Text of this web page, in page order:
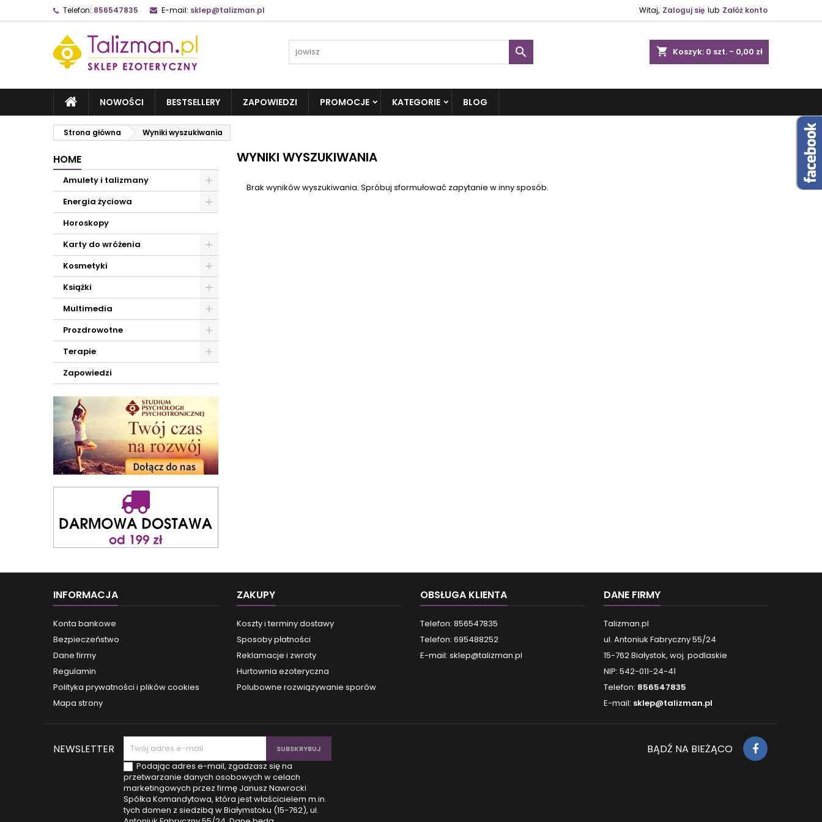
Telefon: 856547835 E-mail: sklep@talizman.pl Witaj, Zaloguj się lub Załóż konto
shopping_cart Koszyk: 0 szt. - 0,00 zł

NOWOŚCI BESTSELLERY ZAPOWIEDZI PROMOCJE KATEGORIE BLOG
Strona główna Wyniki wyszukiwania
HOME
Amulety i talizmany
Energia życiowa
Horoskopy
Karty do wróżenia
Kosmetyki
Książki
Multimedia
Prozdrowotne
Terapie
Zapowiedzi
WYNIKI WYSZUKIWANIA
Brak wyników wyszukiwania. Spróbuj sformułować zapytanie w inny sposób.
INFORMACJA
Konta bankowe
Bezpieczeństwo
Dane firmy
Regulamin
Polityka prywatności i plików cookies
Mapa strony
ZAKUPY
Koszty i terminy dostawy
Sposoby płatności
Reklamacje i zwroty
Hurtownia ezoteryczna
Polubowne rozwiązywanie sporów
OBSŁUGA KLIENTA
Telefon: 856547835
Telefon: 695488252
E-mail: sklep@talizman.pl
DANE FIRMY
Talizman.pl
ul. Antoniuk Fabryczny 55/24
15-762 Białystok, woj. podlaskie
NIP: 542-011-24-41
Telefon: 856547835
E-mail: sklep@talizman.pl
NEWSLETTER
Podając adres e-mail, zgadzasz się na
przetwarzanie danych osobowych w celach
marketingowych przez firmę Janusz Nawrocki
Spółka Komandytowa, która jest właścicielem m.in.
tych domen z siedzibą w Białymstoku (15-762), ul.
BĄDŹ NA BIEŻĄCO